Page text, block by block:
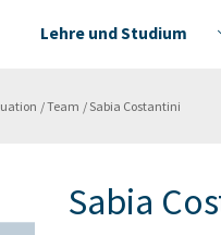
Lehre und Studium
Team Sabia Costantini
Sabia